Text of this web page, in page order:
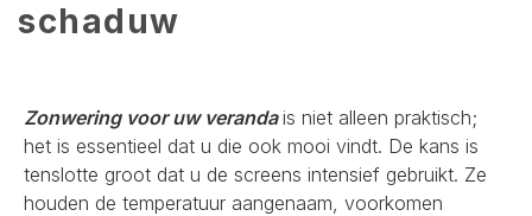
schaduw
Zonwering voor uw verandais niet alleen praktisch;
het is essentieel dat u die ook mooi vindt. De kans is
tenslotte groot dat u de screens intensief gebruikt. Ze
houden de temperatuur aangenaam, voorkomen